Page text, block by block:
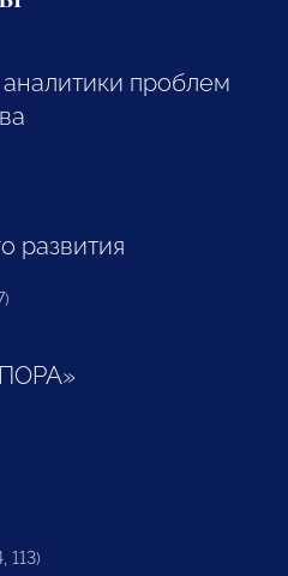
проблем
развития
113)